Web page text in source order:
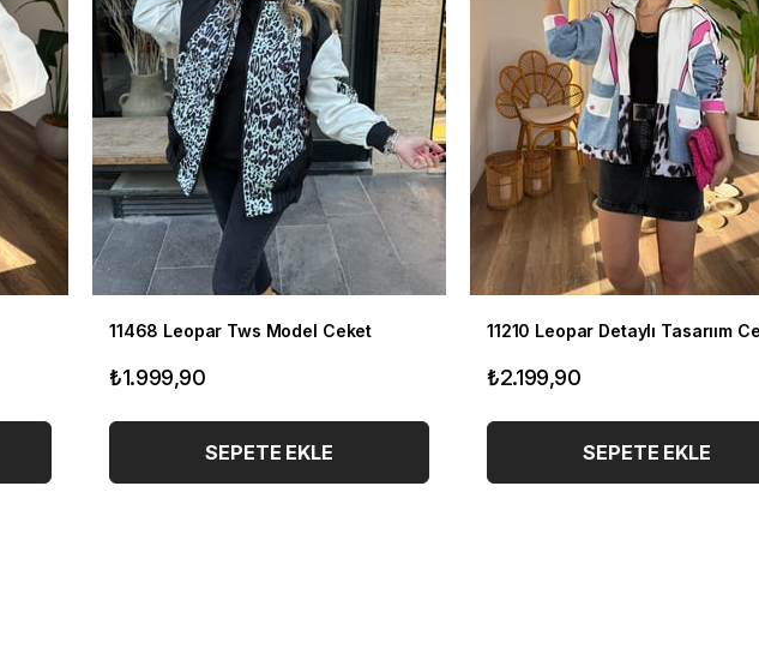
11468 Leopar Tws Model Ceket
₺1.999,90
SEPETE EKLE
11210 Leopar Detaylı Tasarıım
₺2.199,90
SEPETE EKLE